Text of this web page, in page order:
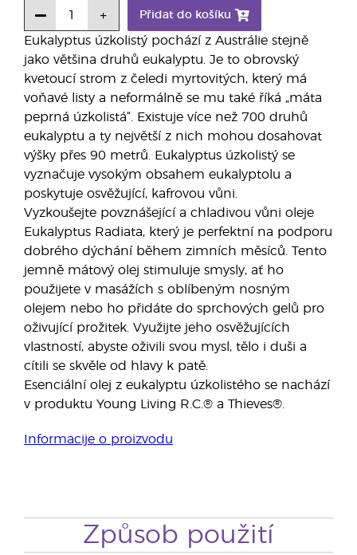
Eukalyptus úzkolistý pochází z Austrálie stejně
jako většina druhů eukalyptu. Je to obrovský
kvetoucí strom z čeledi myrtovitých, který má
voňavé listy a neformálně se mu také říká „máta
peprná úzkolistá“. Existuje více než 700 druhů
eukalyptu a ty největší z nich mohou dosahovat
výšky přes 90 metrů. Eukalyptus úzkolistý se
vyznačuje vysokým obsahem eukalyptolu a
poskytuje osvěžující, kafrovou vůni.
Vyzkoušejte povznášející a chladivou vůni oleje
Eukalyptus Radiata, který je perfektní na podporu
dobrého dýchání během zimních měsíců. Tento
jemně mátový olej stimuluje smysly, ať ho
použijete v masážích s oblíbeným nosným
olejem nebo ho přidáte do sprchových gelů pro
oživující prožitek. Využijte jeho osvěžujících
vlastností, abyste oživili svou mysl, tělo i duši a
cítili se skvěle od hlavy k patě.
Esenciální olej z eukalyptu úzkolistého se nachází
v produktu Young Living R.C.® a Thieves®.
Informacije o proizvodu
Přidat do košíku
Způsob použití